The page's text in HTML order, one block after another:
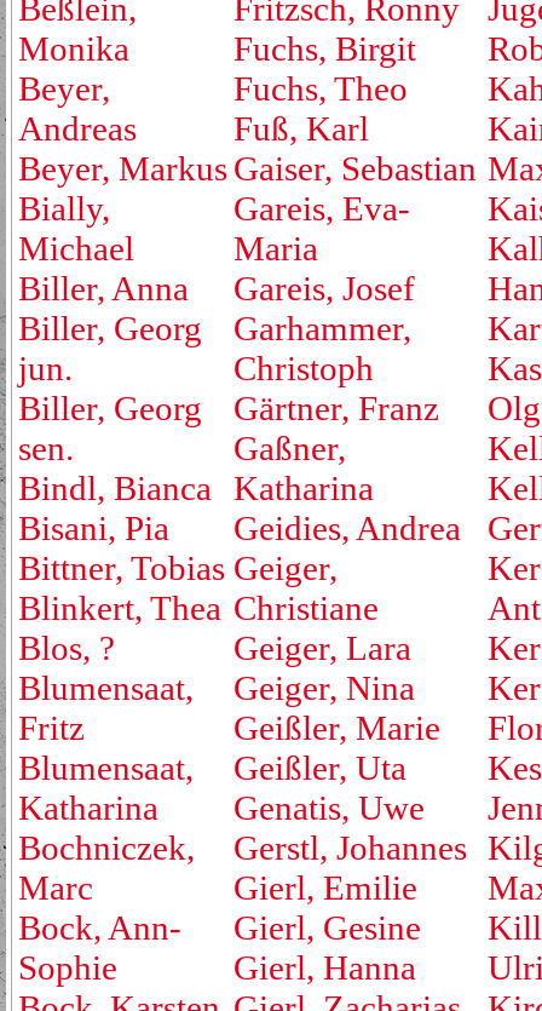
Beßlein,
Monika
Beyer,
Andreas
Beyer, Markus
Bially,
Michael
Biller, Anna
Biller, Georg
jun.
Biller, Georg
sen.
Bindl, Bianca
Bisani, Pia
Bittner, Tobias
Blinkert, Thea
Blos, ?
Blumensaat,
Fritz
Blumensaat,
Katharina
Bochniczek,
Marc
Bock, Ann-
Sophie
Fritzsch, Ronny
Fuchs, Birgit
Fuchs, Theo
Fuß, Karl
Gaiser, Sebastian
Gareis, Eva-
Maria
Gareis, Josef
Garhammer,
Christoph
Gärtner, Franz
Gaßner,
Katharina
Geidies, Andrea
Geiger,
Christiane
Geiger, Lara
Geiger, Nina
Geißler, Marie
Geißler, Uta
Genatis, Uwe
Gerstl, Johannes
Gierl, Emilie
Gierl, Gesine
Gierl, Hanna